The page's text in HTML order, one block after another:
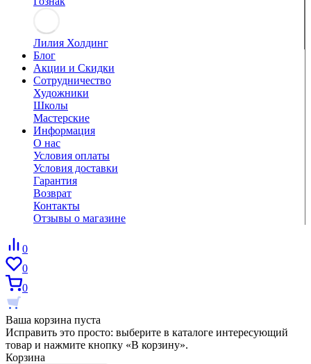
Лилия Холдинг
Блог
Акции и Скидки
Сотрудничество
Художники
Школы
Мастерские
Информация
О нас
Условия оплаты
Условия доставки
Гарантия
Возврат
Контакты
Отзывы о магазине
0
0
0
Ваша корзина пуста
Исправить это просто: выберите в каталоге интересующий
товар и нажмите кнопку «В корзину».
Корзина